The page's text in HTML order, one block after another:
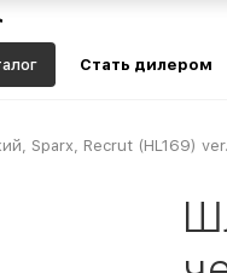
Стать дилером
Sparx, Recrut (HL169)